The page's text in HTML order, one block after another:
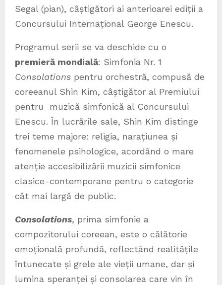
Segal (pian), câștigători ai anterioarei ediții a
Concursului Internațional George Enescu.
Programul serii se va deschide cu o
premieră mondială: Simfonia Nr. 1
Consolations pentru orchestră, compusă de
coreeanul Shin Kim, câștigător al Premiului
pentru muzică simfonică al Concursului
Enescu. În lucrările sale, Shin Kim distinge
trei teme majore: religia, narațiunea și
fenomenele psihologice, acordând o mare
atenție accesibilizării muzicii simfonice
clasice-contemporane pentru o categorie
cât mai largă de public.
Consolations, prima simfonie a
compozitorului coreean, este o călătorie
emoțională profundă, reflectând realitățile
întunecate și grele ale vieții umane, dar și
lumina speranței și consolarea care vin în